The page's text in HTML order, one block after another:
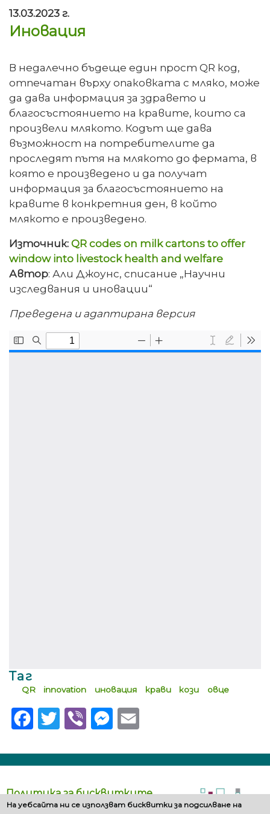
13.03.2023 г.
Иновация
В недалечно бъдеще един прост QR код,
отпечатан върху опаковката с мляко, може
да дава информация за здравето и
благосъстоянието на кравите, които са
произвели млякото. Кодът ще дава
възможност на потребителите да
проследят пътя на млякото до фермата, в
която е произведено и да получат
информация за благосъстоянието на
кравите в конкретния ден, в който
млякото е произведено.
Източник:QR codes on milk cartons to offer
window into livestock health and welfare
Автор: Али Джоунс, списание „Научни
изследвания и иновации“
Преведена и адаптирана версия
Таг
QR innovation иновация крави кози овце
FacebookTwitterViber Messenger
Политика за бисквитките
На уебсайта ни се използват бисквитки за подсилване на